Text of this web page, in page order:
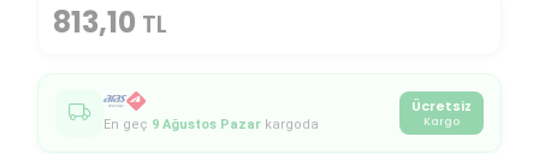
813,10 TL
En geç 9 Ağustos Pazar kargoda
Ücretsiz
Kargo